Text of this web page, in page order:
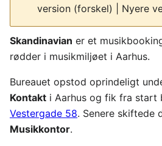
version (forskel) | Nyere
Skandinavian er et
rødder i musikmiljøet i Aarhus.
Bureauet opstod oprindeligt
Kontakt i Aarhus og fik fra start
Vestergade 58. Senere skiftede
Musikkontor.